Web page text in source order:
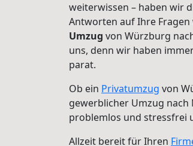
weiterwissen – haben wir
Antworten auf Ihre Fragen
Umzug von Würzburg
uns, denn wir haben
parat.
Ob ein Privatumzug von
gewerblicher Umzug nach
problemlos und stressfrei
Allzeit bereit für Ihren